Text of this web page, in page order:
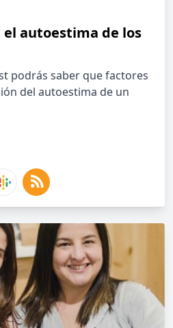
el autoestima de los
podrás saber que factores
del autoestima de un